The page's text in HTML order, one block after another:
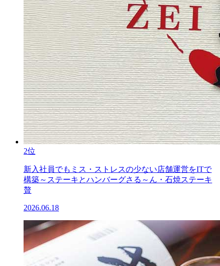
2位
新入社員でもミス・ストレスの少ない店舗運営をITで
構築～ステーキとハンバーグさる～ん・石焼ステーキ
贅
2026.06.18